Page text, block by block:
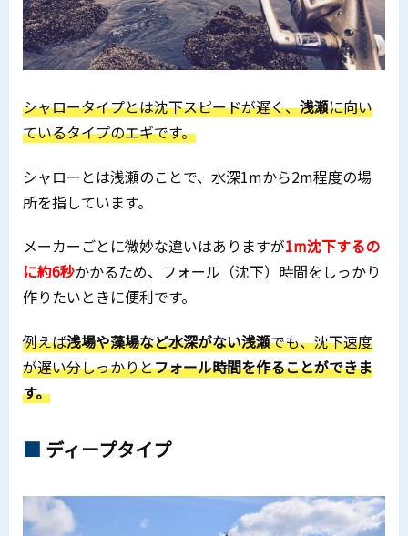
シャロータイプとは沈下スピードが遅く、浅瀬に向い
ているタイプのエギです。
シャローとは浅瀬のことで、水深1mから2m程度の場
所を指しています。
メーカーごとに微妙な違いはありますが1m沈下するの
に約6秒かかるため、フォール（沈下）時間をしっかり
作りたいときに便利です。
例えば浅場や藻場など水深がない浅瀬でも、沈下速度
が遅い分しっかりとフォール時間を作ることができま
す。
ディープタイプ